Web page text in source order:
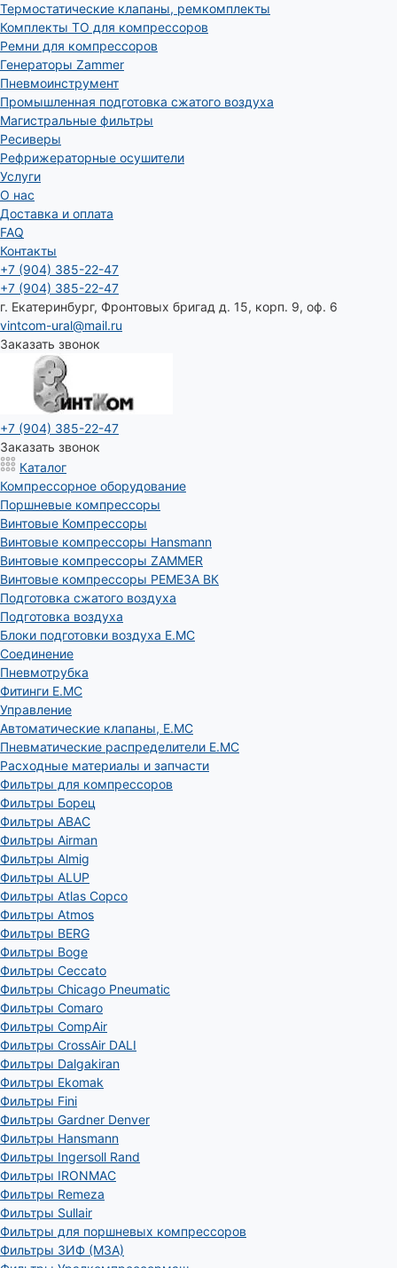
Термостатические клапаны, ремкомплекты
Комплекты ТО для компрессоров
Ремни для компрессоров
Генераторы Zammer
Пневмоинструмент
Промышленная подготовка сжатого воздуха
Магистральные фильтры
Ресиверы
Рефрижераторные осушители
Услуги
О нас
Доставка и оплата
FAQ
Контакты
+7 (904) 385-22-47
+7 (904) 385-22-47
г. Екатеринбург, Фронтовых бригад д. 15, корп. 9, оф. 6
vintcom-ural@mail.ru
Заказать звонок
+7 (904) 385-22-47
Заказать звонок
Каталог
Компрессорное оборудование
Поршневые компрессоры
Винтовые Компрессоры
Винтовые компрессоры Hansmann
Винтовые компрессоры ZAMMER
Винтовые компрессоры РЕМЕЗА ВК
Подготовка сжатого воздуха
Подготовка воздуха
Блоки подготовки воздуха E.MC
Соединение
Пневмотрубка
Фитинги E.MC
Управление
Автоматические клапаны, Е.МС
Пневматические распределители E.MC
Расходные материалы и запчасти
Фильтры для компрессоров
Фильтры Борец
Фильтры ABAC
Фильтры Airman
Фильтры Almig
Фильтры ALUP
Фильтры Atlas Copco
Фильтры Atmos
Фильтры BERG
Фильтры Boge
Фильтры Ceccato
Фильтры Chicago Pneumatic
Фильтры Comaro
Фильтры CompAir
Фильтры CrossAir DALI
Фильтры Dalgakiran
Фильтры Ekomak
Фильтры Fini
Фильтры Gardner Denver
Фильтры Hansmann
Фильтры Ingersoll Rand
Фильтры IRONMAC
Фильтры Remeza
Фильтры Sullair
Фильтры для поршневых компрессоров
Фильтры ЗИФ (МЗА)